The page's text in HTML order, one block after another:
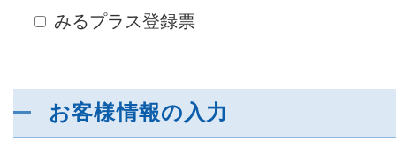
お申し込み
〒041-0801
営業時間 9:00～18:00 営業時間 9:00～18:00
みるプラス登録票
お客様情報の入力